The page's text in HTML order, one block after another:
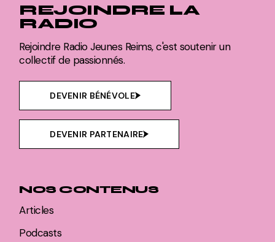
REJOINDRE LA
RADIO
Rejoindre Radio Jeunes Reims, c'est soutenir un
collectif de passionnés.
DEVENIR BÉNÉVOLE
DEVENIR PARTENAIRE
NOS CONTENUS
Articles
Podcasts